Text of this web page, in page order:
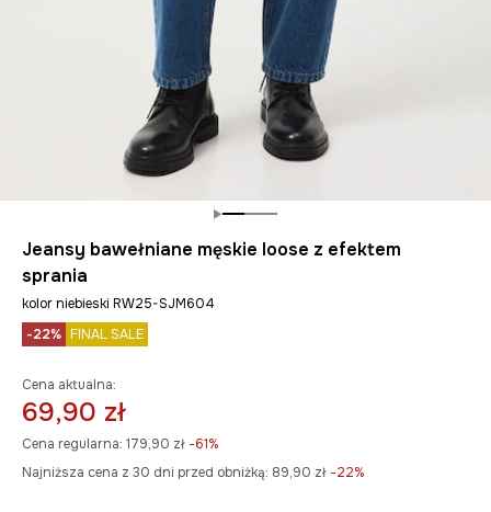
Jeansy bawełniane męskie loose z efektem
sprania
kolor niebieski RW25-SJM604
-22% FINAL SALE
Cena aktualna:
69,90 zł
Cena regularna: 179,90 zł -61%
Najniższa cena z 30 dni przed obniżką: 89,90 zł -22%